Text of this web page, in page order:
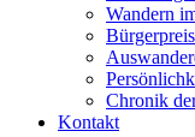
Wandern
Chronik
Kontakt